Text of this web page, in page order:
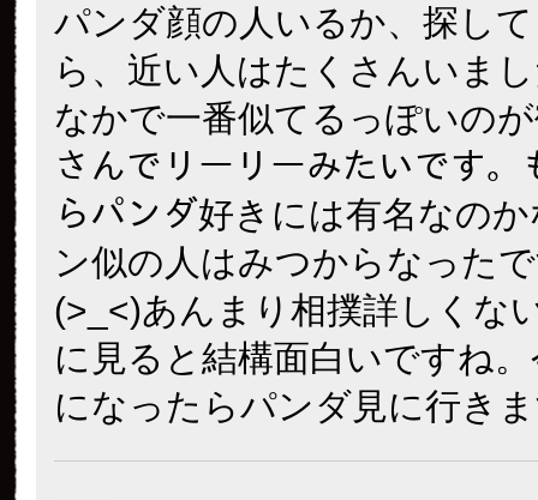
パンダ顔の人いるか、探し
ら、近い人はたくさんいま
なかで一番似てるっぽいのが
さんでリーリーみたいです。
らパンダ好きには有名なの
ン似の人はみつからなった
(>_<)あんまり相撲詳しくな
に見ると結構面白いですね
になったらパンダ見に行き